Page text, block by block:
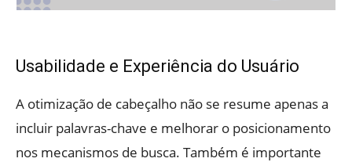
Usabilidade e Experiência do Usuário
A otimização de cabeçalho não se resume apenas a
incluir palavras-chave e melhorar o posicionamento
nos mecanismos de busca. Também é importante